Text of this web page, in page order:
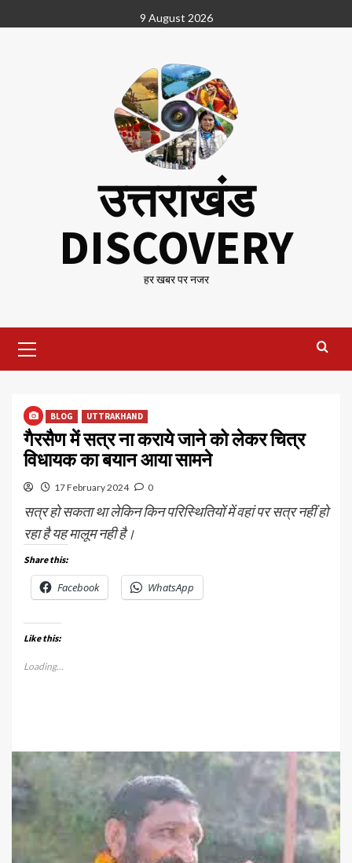
to
9 August 2026
उत्तराखंड
DISCOVERY
हर खबर पर नजर
Menu
BLOG UTTRAKHAND
गैरसैण में सत्र ना कराये जाने को लेकर चित्र
विधायक का बयान आया सामने
17 February 2024 0
सत्र हो सकता था लेकिन किन परिस्थितियों में वहां पर सत्र नहीं हो
रहा है यह मालूम नही है।
Share this:
Facebook WhatsApp
Like this:
Loading...